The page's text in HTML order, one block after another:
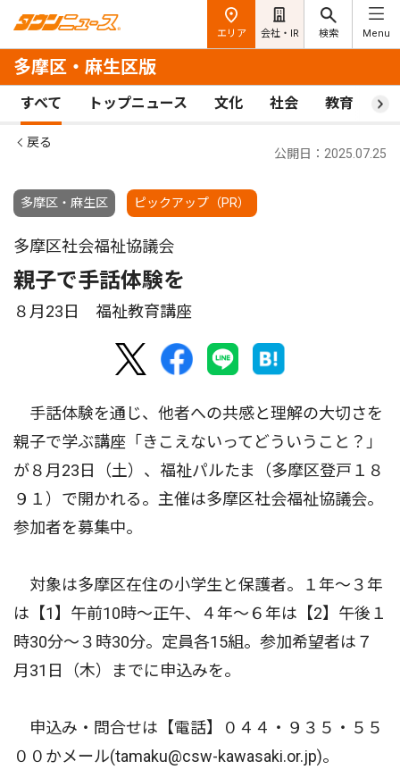
エリア 会社・IR 検索 Menu
多摩区・麻生区版
すべて トップニュース 文化 社会 教育 ス
戻る
多摩区・麻生区 ピックアップ（PR）
公開日：2025.07.25
多摩区社会福祉協議会
親子で手話体験を
８月23日 福祉教育講座
手話体験を通じ、他者への共感と理解の大切さを
親子で学ぶ講座「きこえないってどういうこと？」
が８月23日（土）、福祉パルたま（多摩区登戸１８
９１）で開かれる。主催は多摩区社会福祉協議会。
参加者を募集中。
対象は多摩区在住の小学生と保護者。１年〜３年
は【1】午前10時〜正午、４年〜６年は【2】午後１
時30分〜３時30分。定員各15組。参加希望者は７
月31日（木）までに申込みを。
申込み・問合せは【電話】０４４・９３５・５５
００かメール(tamaku@csw-kawasaki.or.jp)。